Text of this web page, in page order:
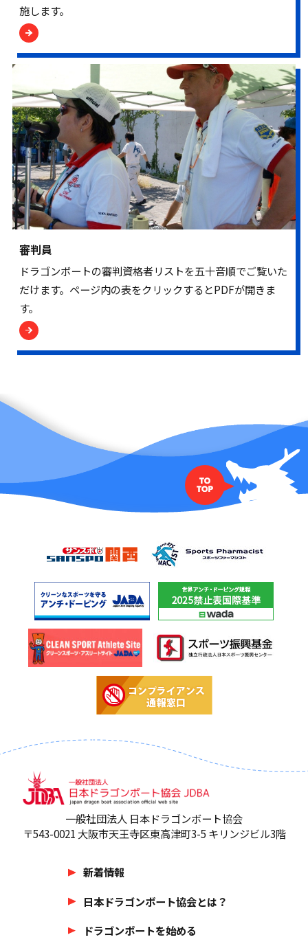
施します。
審判員
ドラゴンボートの審判資格者リストを五十音順でご覧いた
だけます。ページ内の表をクリックするとPDFが開きま
す。
一般社団法人 日本ドラゴンボート協会
〒543-0021 大阪市天王寺区東高津町3-5 キリンジビル3階
新着情報
日本ドラゴンボート協会とは？
ドラゴンボートを始める